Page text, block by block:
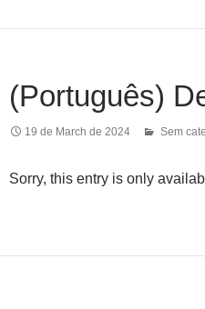
(Português)
19 de March de 2024 Sem
Sorry, this entry is only